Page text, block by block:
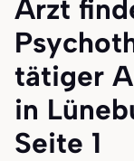
Arzt
tätiger
in
Seite 1